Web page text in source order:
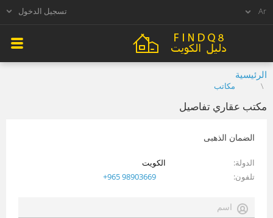
تسجيل الدخول
الرئيسية
مكاتب
مكتب عقاري تفاصيل
الضمان الذهبى
الدولة
الكويت
تلفون
+965 98903669